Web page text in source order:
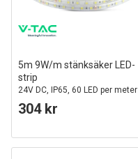
5m 9W/m stänksäker LED-
strip
24V DC, IP65, 60 LED per meter
304 kr